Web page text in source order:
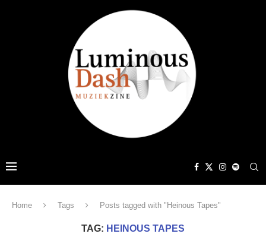
Home Tags Posts tagged with "Heinous Tapes"
TAG: HEINOUS TAPES